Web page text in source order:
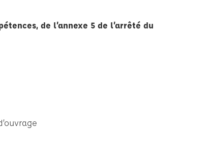
de l’annexe 5 de l’arrêté du